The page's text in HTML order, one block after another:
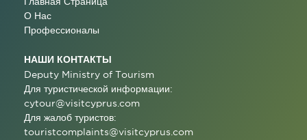
О Нас
Профессионалы
НАШИ КОНТАКТЫ
Deputy Ministry of Tourism
Для туристической информации:
cytour@visitcyprus.com
Для жалоб туристов:
touristcomplaints@visitcyprus.com